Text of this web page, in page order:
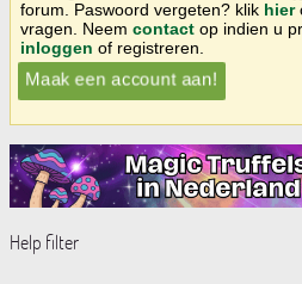
forum. Paswoord vergeten? klik hier
vragen. Neem contact op indien u
inloggen of registreren.
Maak een account aan!
Help filter